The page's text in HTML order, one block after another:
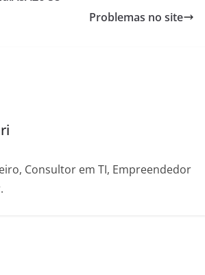
Problemas no site
Consultor em TI, Empreendedor